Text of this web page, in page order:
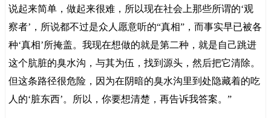
说起来简单，做起来很难，所以现在社会上那些所谓的‘观
察者’，所说都不过是众人愿意听的“真相”，而事实早已被各
种‘真相’所掩盖。我现在想做的就是第二种，就是自己跳进
这个肮脏的臭水沟，与其为伍，找到源头，然后把它清除。
但这条路径很危险，因为在阴暗的臭水沟里到处隐藏着的吃
人的‘脏东西’。所以，你要想清楚，再告诉我答案。”